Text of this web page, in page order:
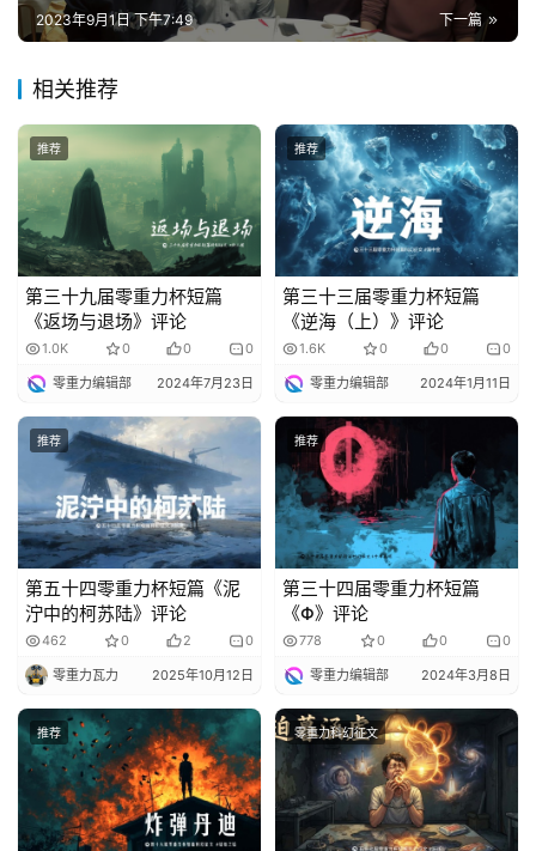
下一篇
2023年9月1日 下午7:49
相关推荐
推荐
第三十九届零重力杯短篇
《返场与退场》评论
1.0K 0 0 0
零重力编辑部 2024年7月23日
推荐
第三十三届零重力杯短篇
《逆海（上）》评论
1.6K 0 0 0
零重力编辑部 2024年1月11日
推荐
第五十四零重力杯短篇《泥
泞中的柯苏陆》评论
462 0 2 0
零重力瓦力 2025年10月12日
推荐
第三十四届零重力杯短篇
《Φ》评论
778 0 0 0
零重力编辑部 2024年3月8日
推荐 零重力科幻征文